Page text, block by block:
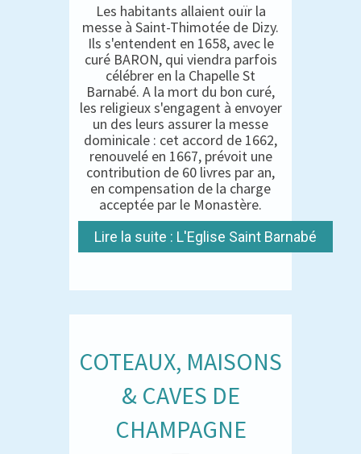
Les habitants allaient ouïr la
messe à Saint-Thimotée de Dizy.
Ils s'entendent en 1658, avec le
curé BARON, qui viendra parfois
célébrer en la Chapelle St
Barnabé. A la mort du bon curé,
les religieux s'engagent à envoyer
un des leurs assurer la messe
dominicale : cet accord de 1662,
renouvelé en 1667, prévoit une
contribution de 60 livres par an,
en compensation de la charge
acceptée par le Monastère.
Lire la suite : L'Eglise Saint Barnabé
COTEAUX, MAISONS
& CAVES DE
CHAMPAGNE